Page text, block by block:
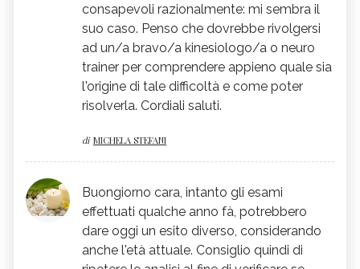
consapevoli razionalmente: mi sembra il
suo caso. Penso che dovrebbe rivolgersi
ad un/a bravo/a kinesiologo/a o neuro
trainer per comprendere appieno quale sia
l'origine di tale difficoltà e come poter
risolverla. Cordiali saluti.
di MICHELA STEFANI
Buongiorno cara, intanto gli esami
effettuati qualche anno fà, potrebbero
dare oggi un esito diverso, considerando
anche l'età attuale. Consiglio quindi di